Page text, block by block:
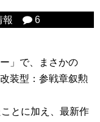
報 6
」で、まさかの
装型：参戦章叙勲
とに加え、最新作